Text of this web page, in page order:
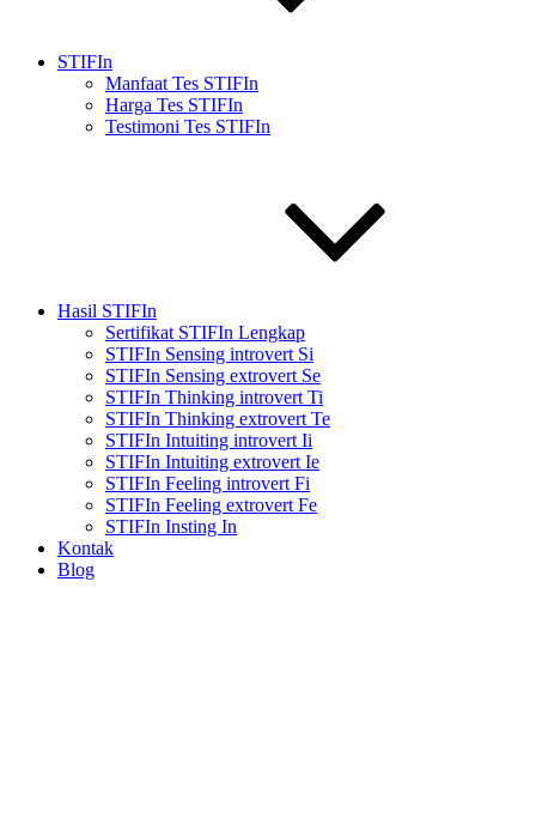
STIFIn
Manfaat Tes STIFIn
Harga Tes STIFIn
Testimoni Tes STIFIn
Hasil STIFIn
Sertifikat STIFIn Lengkap
STIFIn Sensing introvert Si
STIFIn Sensing extrovert Se
STIFIn Thinking introvert Ti
STIFIn Thinking extrovert Te
STIFIn Intuiting introvert Ii
STIFIn Intuiting extrovert Ie
STIFIn Feeling introvert Fi
STIFIn Feeling extrovert Fe
STIFIn Insting In
Kontak
Blog